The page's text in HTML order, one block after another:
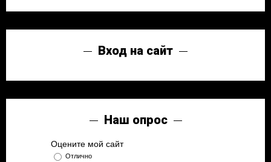
Вход на сайт
Наш опрос
Оцените мой сайт
Отлично